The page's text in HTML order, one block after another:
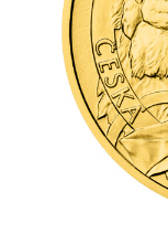
Previous